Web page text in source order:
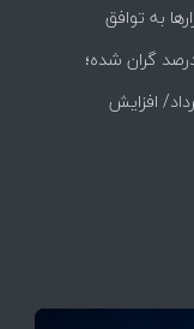
به توافق
همتی درباره دلار/ دلار ۱۶ درصد گران شده؛
و سکه امروز شنبه 17مرداد/ افزایش